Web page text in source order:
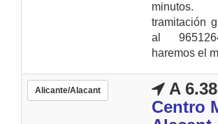
tramitación
al
haremos el
Alicante/Alacant
A
Centro